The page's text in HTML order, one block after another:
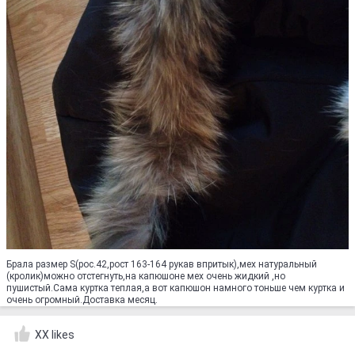
Брала размер S(рос.42,рост 163-164 рукав впритык),мех натуральный
(кролик)можно отстегнуть,на капюшоне мех очень жидкий ,но
пушистый.Сама куртка теплая,а вот капюшон намного тоньше чем куртка и
очень огромный.Доставка месяц.
XX likes